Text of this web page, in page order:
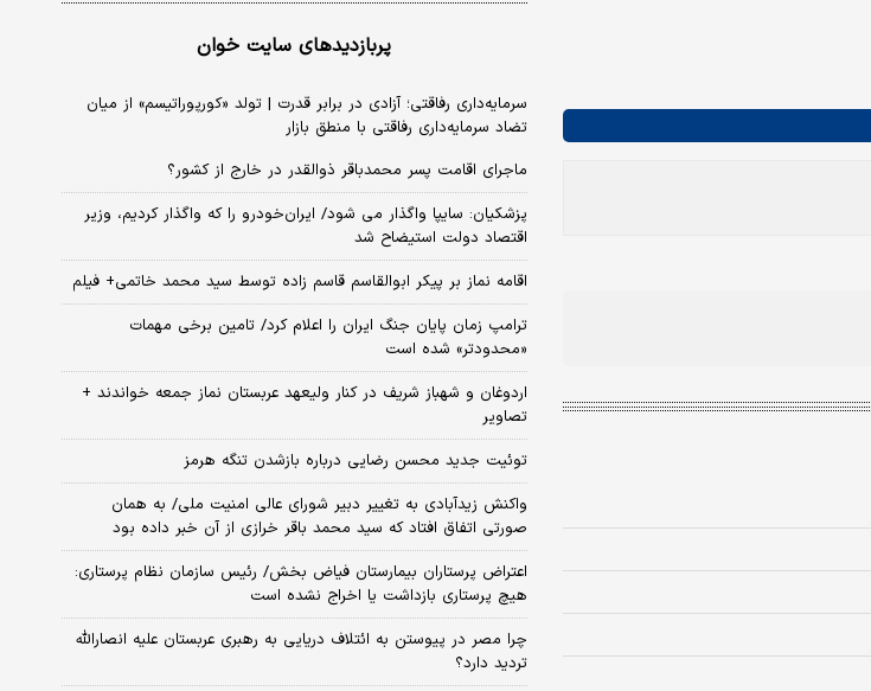
پربازدیدهای سایت خوان
سرمایه‌داری رفاقتی؛ آزادی در برابر قدرت | تولد «کورپوراتیسم» از میان
تضاد سرمایه‌داری رفاقتی با منطق بازار
ماجرای اقامت پسر محمدباقر ذوالقدر در خارج از کشور؟
پزشکیان: سایپا واگذار می شود/ ایران‌خودرو را که واگذار کردیم، وزیر
اقتصاد دولت استیضاح شد
اقامه نماز بر پیکر ابوالقاسم قاسم زاده توسط سید محمد خاتمی+ فیلم
ترامپ زمان پایان جنگ ایران را اعلام کرد/ تامین برخی مهمات
«محدودتر» شده است
اردوغان و شهباز شریف در کنار ولیعهد عربستان نماز جمعه خواندند +
تصاویر
توئیت جدید محسن رضایی درباره بازشدن تنگه هرمز
واکنش زیدآبادی به تغییر دبیر شورای عالی امنیت ملی/ به همان
صورتی اتفاق افتاد که سید محمد باقر خرازی از آن خبر داده بود
اعتراض پرستاران بیمارستان فیاض بخش/ رئیس سازمان نظام پرستاری:
هیچ پرستاری بازداشت یا اخراج نشده است
چرا مصر در پیوستن به ائتلاف دریایی به رهبری عربستان علیه انصارالله
تردید دارد؟